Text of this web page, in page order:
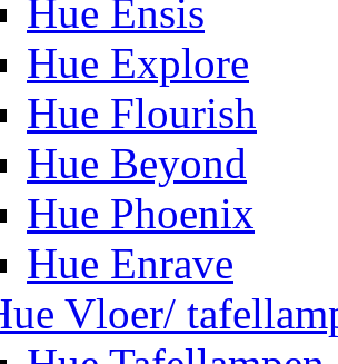
Hue Ensis
Hue Explore
Hue Flourish
Hue Beyond
Hue Phoenix
Hue Enrave
Vloer/